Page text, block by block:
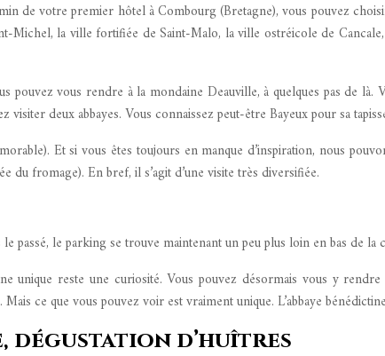
de votre premier hôtel à Combourg (Bretagne), vous pouvez
la ville fortifiée de Saint-Malo, la ville ostréicole de
vous rendre à la mondaine Deauville, à quelques pas de là.
deux abbayes. Vous connaissez peut-être Bayeux pour sa
Et si vous êtes toujours en manque d’inspiration, nous
fromage). En bref, il s’agit d’une visite très diversifiée.
passé, le parking se trouve maintenant un peu plus loin en bas de la
reste une curiosité. Vous pouvez désormais vous y
ce que vous pouvez voir est vraiment unique. L’abbaye
dégustation d’huîtres